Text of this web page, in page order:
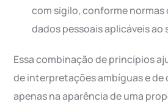
com sigilo, conforme normas
dados pessoais aplicáveis ao
Essa combinação de princípios
de interpretações ambíguas e de
apenas na aparência de uma